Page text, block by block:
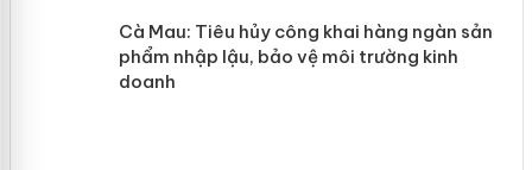
Hưng Yên: Xử lý 6 hộ kinh doanh bán
hàng giả mạo nhãn hiệu Adidas, Nike